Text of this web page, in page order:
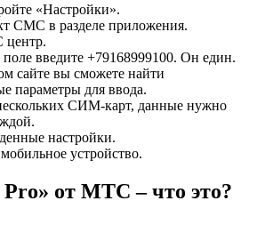
«Настройки».
СМС в разделе приложения.
введите +79168999100. Он един.
сайте вы сможете найти
параметры для ввода.
СИМ-карт, данные нужно
настройки.
устройство.
Pro» от МТС – что это?